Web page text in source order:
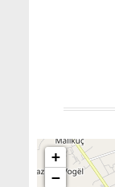
+
−